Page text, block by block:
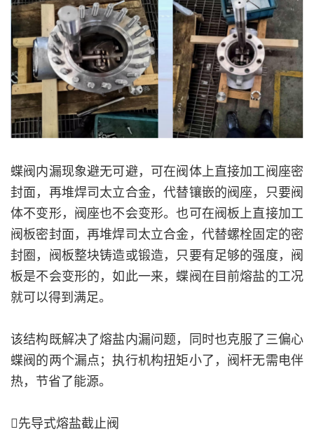
蝶阀内漏现象避无可避，可在阀体上直接加工阀座密
封面，再堆焊司太立合金，代替镶嵌的阀座，只要阀
体不变形，阀座也不会变形。也可在阀板上直接加工
阀板密封面，再堆焊司太立合金，代替螺栓固定的密
封圈，阀板整块铸造或锻造，只要有足够的强度，阀
板是不会变形的，如此一来，蝶阀在目前熔盐的工况
就可以得到满足。
该结构既解决了熔盐内漏问题，同时也克服了三偏心
蝶阀的两个漏点；执行机构扭矩小了，阀杆无需电伴
热，节省了能源。
先导式熔盐截止阀